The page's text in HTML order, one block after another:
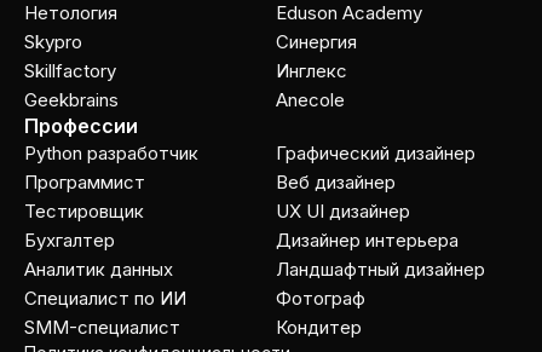
Нетология
Skypro
Skillfactory
Geekbrains
Eduson Academy
Cинергия
Инглекс
Anecole
Профессии
Python разработчик
Программист
Тестировщик
Бухгалтер
Аналитик данных
Специалист по ИИ
SMM-специалист
Графический дизайнер
Веб дизайнер
UX UI дизайнер
Дизайнер интерьера
Ландшафтный дизайнер
Фотограф
Кондитер